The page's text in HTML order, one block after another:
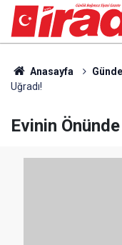
Anasayfa
Uğradı!
Evinin Önünde